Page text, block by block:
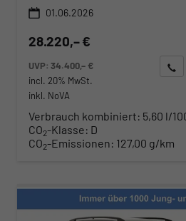
01.06.2026
28.220,– €
UVP:34.400,– €
incl. 20% MwSt.
inkl. NoVA
Verbrauch kombiniert: 5,60 l/
CO2-Klasse: D
CO2-Emissionen: 127,00 g/km